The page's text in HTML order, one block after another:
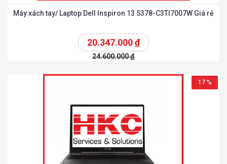
Máy xách tay/ Laptop Dell Inspiron 13 5378-C3TI7007W Giá rẻ
20.347.000đ
24.600.000đ
17 %